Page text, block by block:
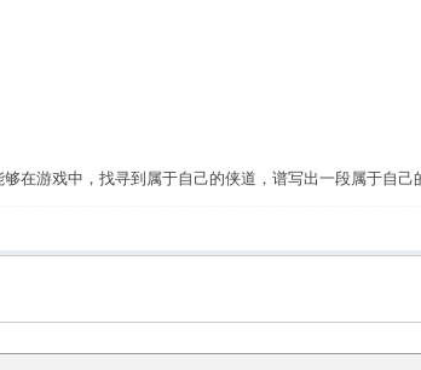
在游戏中，找寻到属于自己的侠道，谱写出一段属于自己